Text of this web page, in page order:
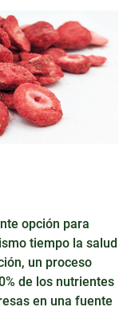
opción para
tiempo la salud
un proceso
de los nutrientes
en una fuente